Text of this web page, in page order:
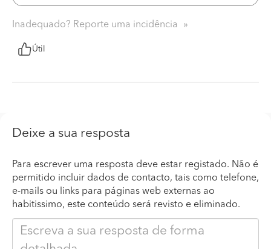
Inadequado? Reporte uma incidência
Útil
Deixe a sua resposta
Para escrever uma resposta deve estar registado. Não é
permitido incluir dados de contacto, tais como telefone,
e-mails ou links para páginas web externas ao
habitissimo, este conteúdo será revisto e eliminado.